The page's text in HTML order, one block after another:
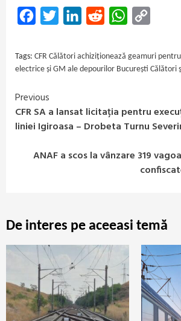
FacebookTwitter LinkedInReddit WhatsApp
Tags: CFR Călători achiziționează geamuri
electrice și GM ale depourilor București Călători
Continue
Reading
Previous
CFR SA a lansat licitația pentru
liniei Igiroasa – Drobeta Turnu
ANAF a scos la vânzare 319
De interes pe aceeasi temă